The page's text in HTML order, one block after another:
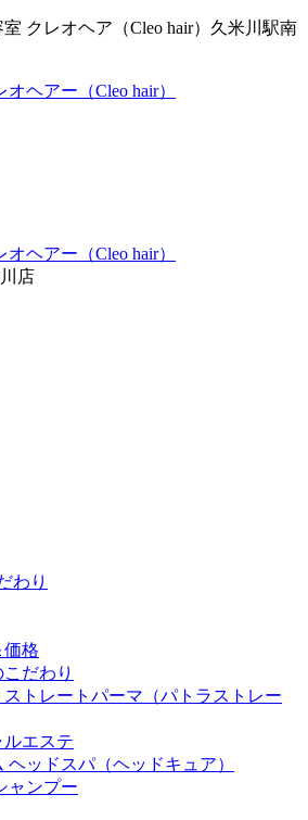
クレオヘア（Cleo hair）久米川駅南
店
わり
価格
だわり
トレートパーマ（パトラストレー
エステ
ヘッドスパ（ヘッドキュア）
ャンプー